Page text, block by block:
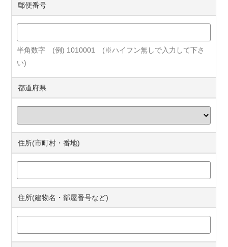
郵便番号
半角数字 (例) 1010001 (※ハイフン無しで入力して下さ
い)
都道府県
住所(市町村・番地)
住所(建物名・部屋番号など)